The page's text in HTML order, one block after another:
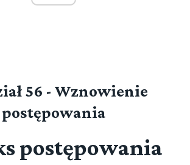
56 - Wznowienie
postępowania
postępowania